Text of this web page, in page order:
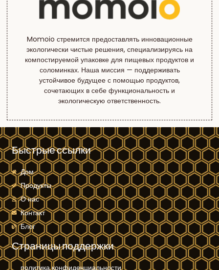
Momoio стремится предоставлять инновационные
экологически чистые решения, специализируясь на
компостируемой упаковке для пищевых продуктов и
соломинках. Наша миссия — поддерживать
устойчивое будущее с помощью продуктов,
сочетающих в себе функциональность и
экологическую ответственность.
Быстрые ссылки
Дом
Продукты
О нас
Контакт
Блог
Страницы поддержки
политика конфиденциальности